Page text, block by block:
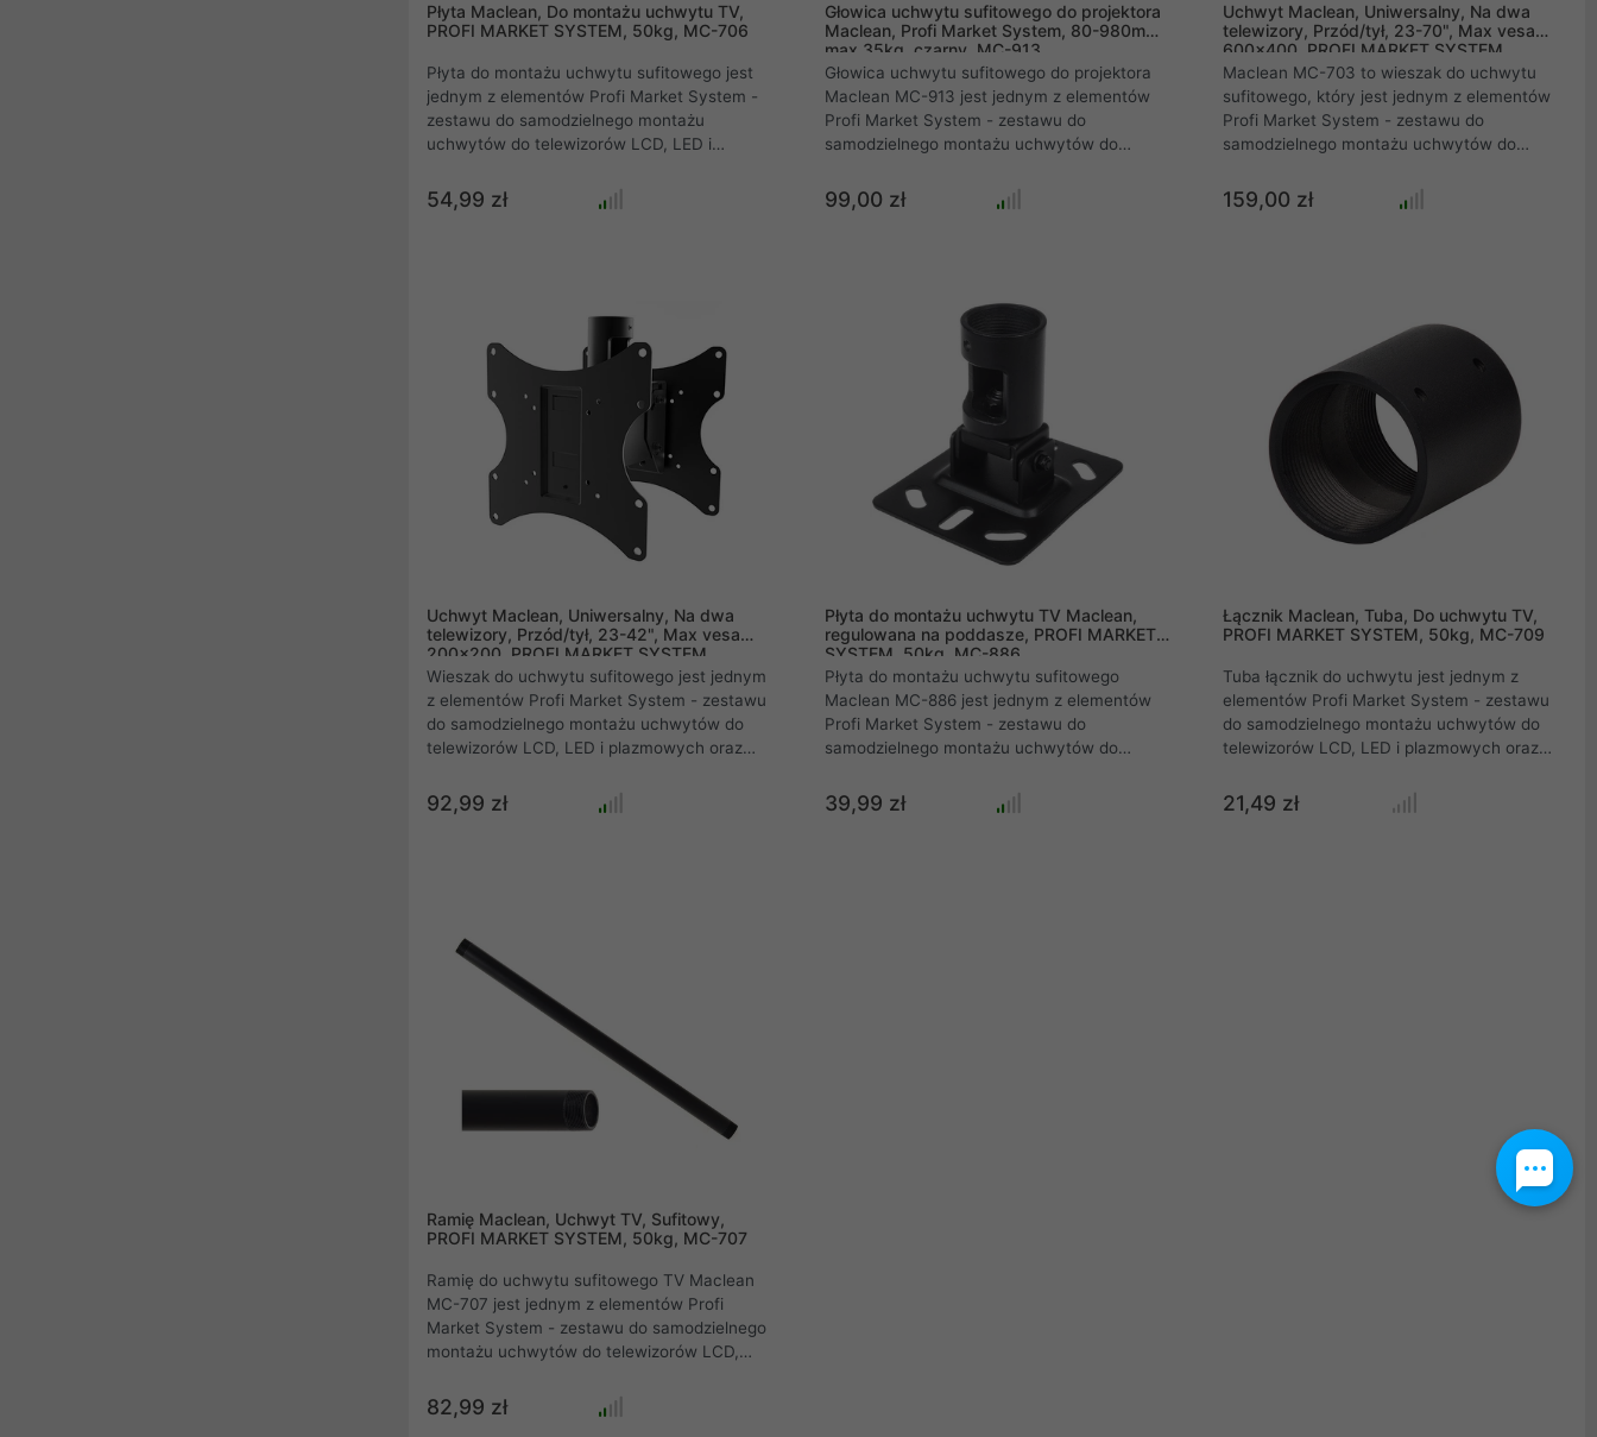
Płyta Maclean, Do montażu uchwytu TV,
PROFI MARKET SYSTEM, 50kg, MC-706
Płyta do montażu uchwytu sufitowego jest
jednym z elementów Profi Market System -
zestawu do samodzielnego montażu
uchwytów do telewizorów LCD, LED i
.54,99 zł
Głowica uchwytu sufitowego do projektora
Maclean, Profi Market System, 80-980mm,
max 35kg, czarny, MC-913
Głowica uchwytu sufitowego do projektora
Maclean MC-913 jest jednym z elementów
Profi Market System - zestawu do
samodzielnego montażu uchwytów do
99,00 zł
Uchwyt Maclean, Uniwersalny, Na dwa
telewizory, Przód/tył, 23-70", Max vesa
600x400, PROFI MARKET SYSTEM,
Czarny, 50kg, MC-703
Maclean MC-703 to wieszak do uchwytu
sufitowego, który jest jednym z elementów
Profi Market System - zestawu do
samodzielnego montażu uchwytów do
159,00 zł
Uchwyt Maclean, Uniwersalny, Na dwa
telewizory, Przód/tył, 23-42", Max vesa
200x200, PROFI MARKET SYSTEM,
Czarny, 50kg, MC-702
Wieszak do uchwytu sufitowego jest jednym
z elementów Profi Market System - zestawu
do samodzielnego montażu uchwytów do
telewizorów LCD, LED i plazmowych oraz
92,99 zł
Płyta do montażu uchwytu TV Maclean,
regulowana na poddasze, PROFI MARKET
SYSTEM, 50kg, MC-886
Płyta do montażu uchwytu sufitowego
Maclean MC-886 jest jednym z elementów
Profi Market System - zestawu do
samodzielnego montażu uchwytów do
39,99 zł
Łącznik Maclean, Tuba, Do uchwytu TV,
PROFI MARKET SYSTEM, 50kg, MC-709
Tuba łącznik do uchwytu jest jednym z
elementów Profi Market System - zestawu
do samodzielnego montażu uchwytów do
telewizorów LCD, LED i plazmowych oraz
21,49 zł
Ramię Maclean, Uchwyt TV, Sufitowy,
PROFI MARKET SYSTEM, 50kg, MC-707
Ramię do uchwytu sufitowego TV Maclean
MC-707 jest jednym z elementów Profi
Market System - zestawu do samodzielnego
montażu uchwytów do telewizorów LCD,
marek .
82,99 zł